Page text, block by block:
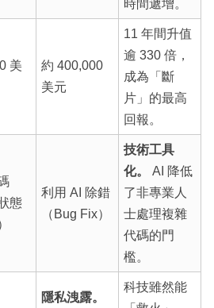
時間遞增。
美
約 400,000
美元
11 年間升值
逾 330 倍，
成為「斷
片」的最高
回報。
態
利用 AI 除錯
（Bug Fix）
技術工具
化。
AI 降低
了非專業人
士處理複雜
代碼的門
檻。
隱私洩露。
科技雖然能